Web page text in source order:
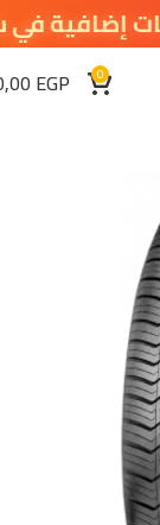
0
EGP